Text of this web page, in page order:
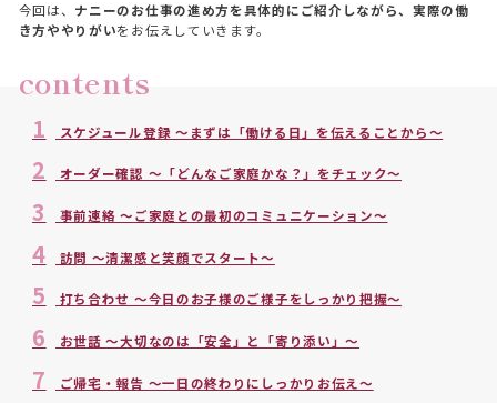
今回は、 ナニーのお仕事の進め方を具体的にご紹介しながら、実際の働
き方ややりがいをお伝えしていきます。
contents
1 スケジュール登録 〜まずは「働ける日」を伝えることから〜
2 オーダー確認 〜「どんなご家庭かな？」をチェック〜
3 事前連絡 〜ご家庭との最初のコミュニケーション〜
4 訪問 〜清潔感と笑顔でスタート〜
5 打ち合わせ 〜今日のお子様のご様子をしっかり把握〜
6 お世話 〜大切なのは「安全」と「寄り添い」〜
7 ご帰宅・報告 〜一日の終わりにしっかりお伝え〜